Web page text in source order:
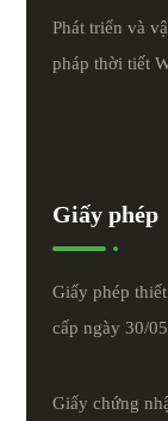
Phát triển và
pháp thời tiết
Giấy phép
Giấy phép
cấp ngày 30/
Giấy chứng